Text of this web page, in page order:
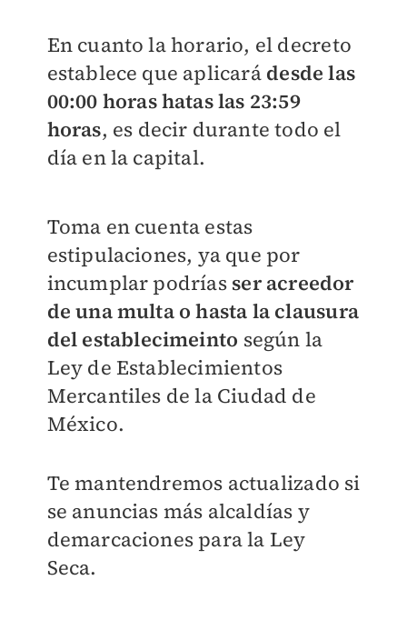
En cuanto la horario, el decreto
establece que aplicarádesde las
00:00 horas hatas las 23:59
horas, es decir durante todo el
día en la capital.
Toma en cuenta estas
estipulaciones, ya que por
incumplar podrías ser acreedor
de una multa o hasta la clausura
del establecimeinto según la
Ley de Establecimientos
Mercantiles de la Ciudad de
México.
Te mantendremos actualizado si
se anuncias más alcaldías y
demarcaciones para la Ley
Seca.